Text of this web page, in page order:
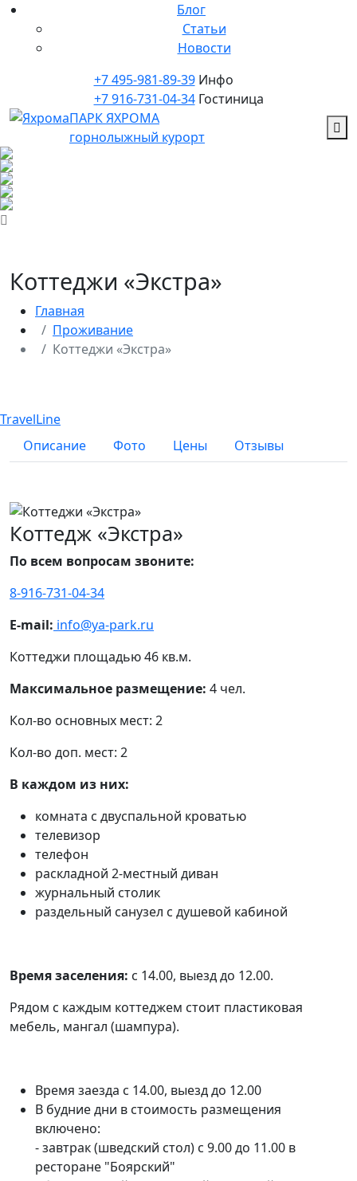
Блог
Статьи
Новости
+7 495-981-89-39Инфо
+7 916-731-04-34Гостиница
ПАРК ЯХРОМА
горнолыжный курорт
Коттеджи «Экстра»
Главная
Проживание
Коттеджи «Экстра»
TravelLine
Описание
Фото Цены Отзывы
Коттедж «Экстра»
По всем вопросам звоните:
8-916-731-04-34
E-mail: info@ya-park.ru
Коттеджи площадью 46 кв.м.
Максимальное размещение: 4 чел.
Кол-во основных мест: 2
Кол-во доп. мест: 2
В каждом из них:
комната с двуспальной кроватью
телевизор
телефон
раскладной 2-местный диван
журнальный столик
раздельный санузел с душевой кабиной
Время заселения: с 14.00, выезд до 12.00.
Рядом с каждым коттеджем стоит пластиковая
мебель, мангал (шампура).
Время заезда с 14.00, выезд до 12.00
В будние дни в стоимость размещения
включено:
- завтрак (шведский стол) с 9.00 до 11.00 в
ресторане "Боярский"